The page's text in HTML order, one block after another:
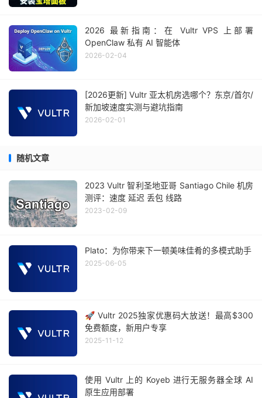
2026 最新指南：在 Vultr VPS 上部署
OpenClaw 私有 AI 智能体
2026-02-04
[2026更新] Vultr 亚太机房选哪个？东京/首尔/
新加坡速度实测与避坑指南
2026-02-01
随机文章
2023 Vultr 智利圣地亚哥 Santiago Chile 机房
测评：速度 延迟 丢包 线路
2023-02-09
Plato：为你带来下一顿美味佳肴的多模式助手
2025-06-05
🚀 Vultr 2025独家优惠码大放送！最高$300
免费额度，新用户专享
2025-11-12
使用 Vultr 上的 Koyeb 进行无服务器全球 AI
原生应用部署